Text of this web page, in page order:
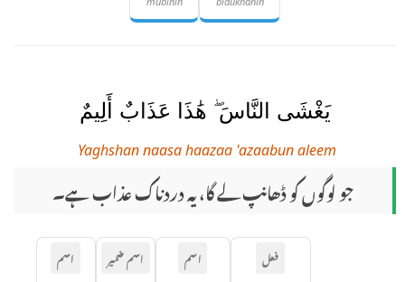
يَغْشَى النَّاسَ ۖ هَٰذَا عَذَابٌ أَلِيمٌ
Yaghshan naasa haazaa 'azaabun aleem
جو لوگوں کو ڈھانپ لے گا، یہ دردناک عذاب ہے۔
فعل
اسم
اسم ضمیر
اسم